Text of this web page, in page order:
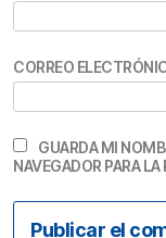
CORREO
GUARDA MI
NAVEGADOR PARA